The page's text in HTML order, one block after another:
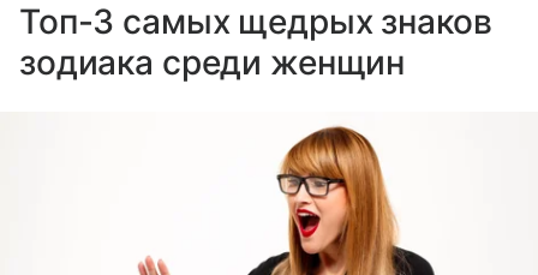
Топ-3 самых щедрых знаков
зодиака среди женщин